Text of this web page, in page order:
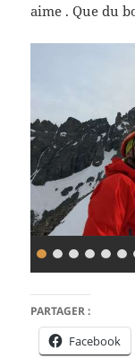
aime . Que du
PARTAGER :
Facebook